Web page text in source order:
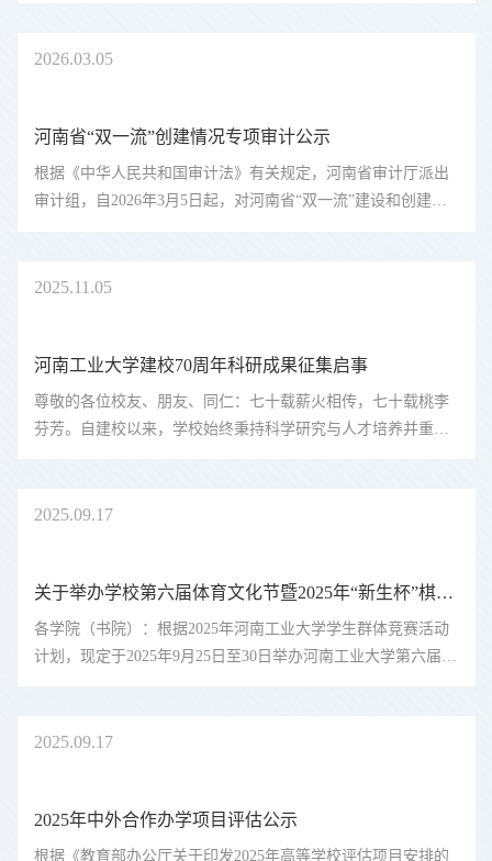
位参会并提供用人岗位4...
03.05
2026
河南省“双一流”创建情况专项审计公示
根据《中华人民共和国审计法》有关规定，河南省审计厅派出
审计组，自2026年3月5日起，对河南省“双一流”建设和创建情
计组人员组成组 长...
11.05
2025
河南工业大学建校70周年科研成果征集启事
尊敬的各位校友、朋友、同仁：七十载薪火相传，七十载桃李
芬芳。自建校以来，学校始终秉持科学研究与人才培养并重的
科技事业作出了重要贡...
09.17
2025
关于举办学校第六届体育文化节暨2025年“新生杯”棋艺比赛的通知
各学院（书院）：根据2025年河南工业大学学生群体竞赛活动
计划，现定于2025年9月25日至30日举办河南工业大学第六届体
会办公室2025年9月...
09.17
2025
2025年中外合作办学项目评估公示
根据《教育部办公厅关于印发2025年高等学校评估项目安排的